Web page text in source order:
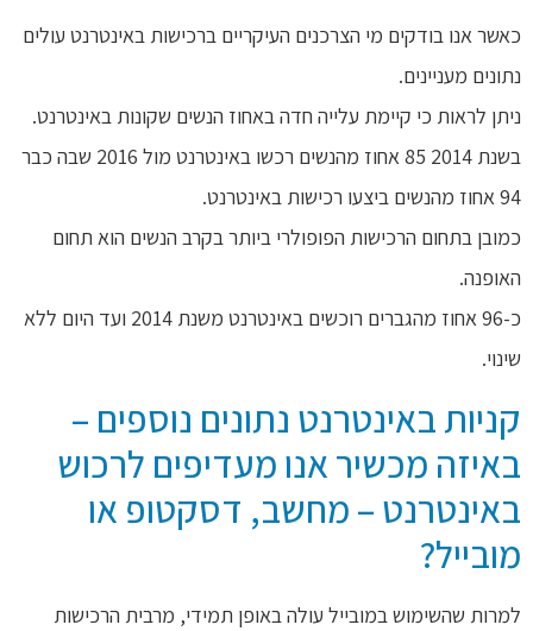
כאשר אנו בודקים מי הצרכנים העיקריים ברכישות באינטרנט עולים
נתונים מעניינים.
ניתן לראות כי קיימת עלייה חדה באחוז הנשים שקונות באינטרנט.
בשנת 2014 85 אחוז מהנשים רכשו באינטרנט מול 2016 שבה כבר
94 אחוז מהנשים ביצעו רכישות באינטרנט.
כמובן בתחום הרכישות הפופולרי ביותר בקרב הנשים הוא תחום
האופנה.
כ-96 אחוז מהגברים רוכשים באינטרנט משנת 2014 ועד היום ללא
שינוי.
קניות באינטרנט נתונים נוספים –
באיזה מכשיר אנו מעדיפים לרכוש
באינטרנט – מחשב, דסקטופ או
מובייל?
למרות שהשימוש במובייל עולה באופן תמידי, מרבית הרכישות